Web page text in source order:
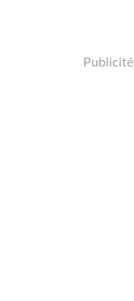
Publicité